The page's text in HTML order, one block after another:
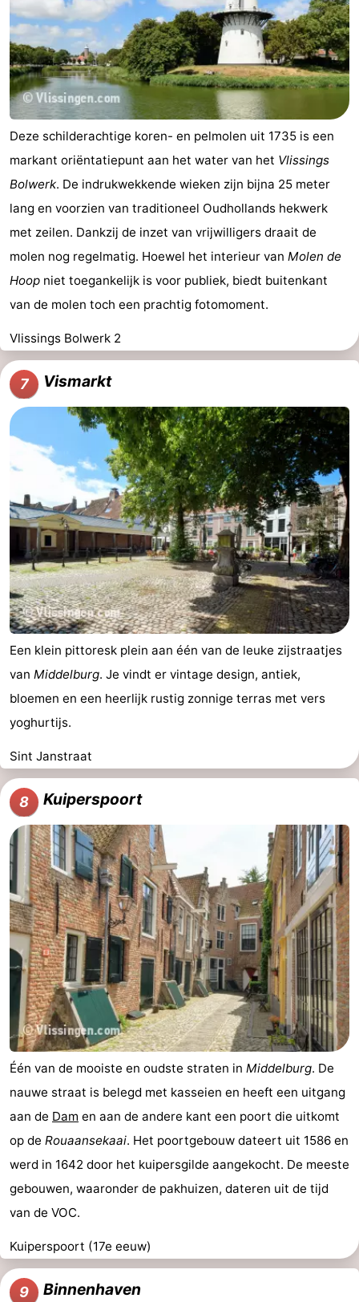
Deze schilderachtige koren- en pelmolen uit 1735 is een
markant oriëntatiepunt aan het water van het Vlissings
Bolwerk. De indrukwekkende wieken zijn bijna 25 meter
lang en voorzien van traditioneel Oudhollands hekwerk
met zeilen. Dankzij de inzet van vrijwilligers draait de
molen nog regelmatig. Hoewel het interieur van Molen de
Hoop niet toegankelijk is voor publiek, biedt buitenkant
van de molen toch een prachtig fotomoment.
Vlissings Bolwerk 2
7 Vismarkt
Een klein pittoresk plein aan één van de leuke zijstraatjes
van Middelburg. Je vindt er vintage design, antiek,
bloemen en een heerlijk rustig zonnige terras met vers
yoghurtijs.
Sint Janstraat
8 Kuiperspoort
Één van de mooiste en oudste straten in Middelburg. De
nauwe straat is belegd met kasseien en heeft een uitgang
aan de Dam en aan de andere kant een poort die uitkomt
op de Rouaansekaai. Het poortgebouw dateert uit 1586 en
werd in 1642 door het kuipersgilde aangekocht. De meeste
gebouwen, waaronder de pakhuizen, dateren uit de tijd
van de VOC.
Kuiperspoort (17e eeuw)
9 Binnenhaven